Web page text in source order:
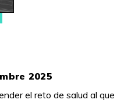
2025
el reto de salud al que